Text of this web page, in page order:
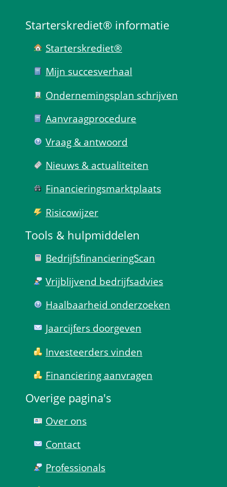
Starterskrediet® informatie
Starterskrediet®
Mijn succes­verhaal
Ondernemings­plan schrijven
Aanvraag­procedure
Vraag & antwoord
Nieuws & actualiteiten
Financierings­markt­plaats
Risico­wijzer
Tools & hulp­middelen
Bedrijfsfinanciering­Scan
Vrijblijvend bedrijfs­advies
Haal­baar­heid onder­zoeken
Jaarcijfers doorgeven
Investeerders vinden
Financiering aanvragen
Overige pagina's
Over ons
Contact
Professionals